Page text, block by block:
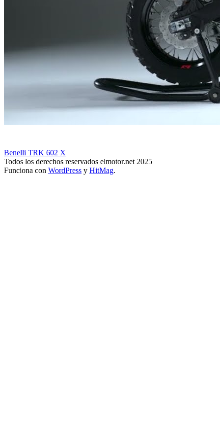
Benelli TRK 602 X
Todos los derechos reservados elmotor.net 2025
Funciona con WordPress y HitMag.